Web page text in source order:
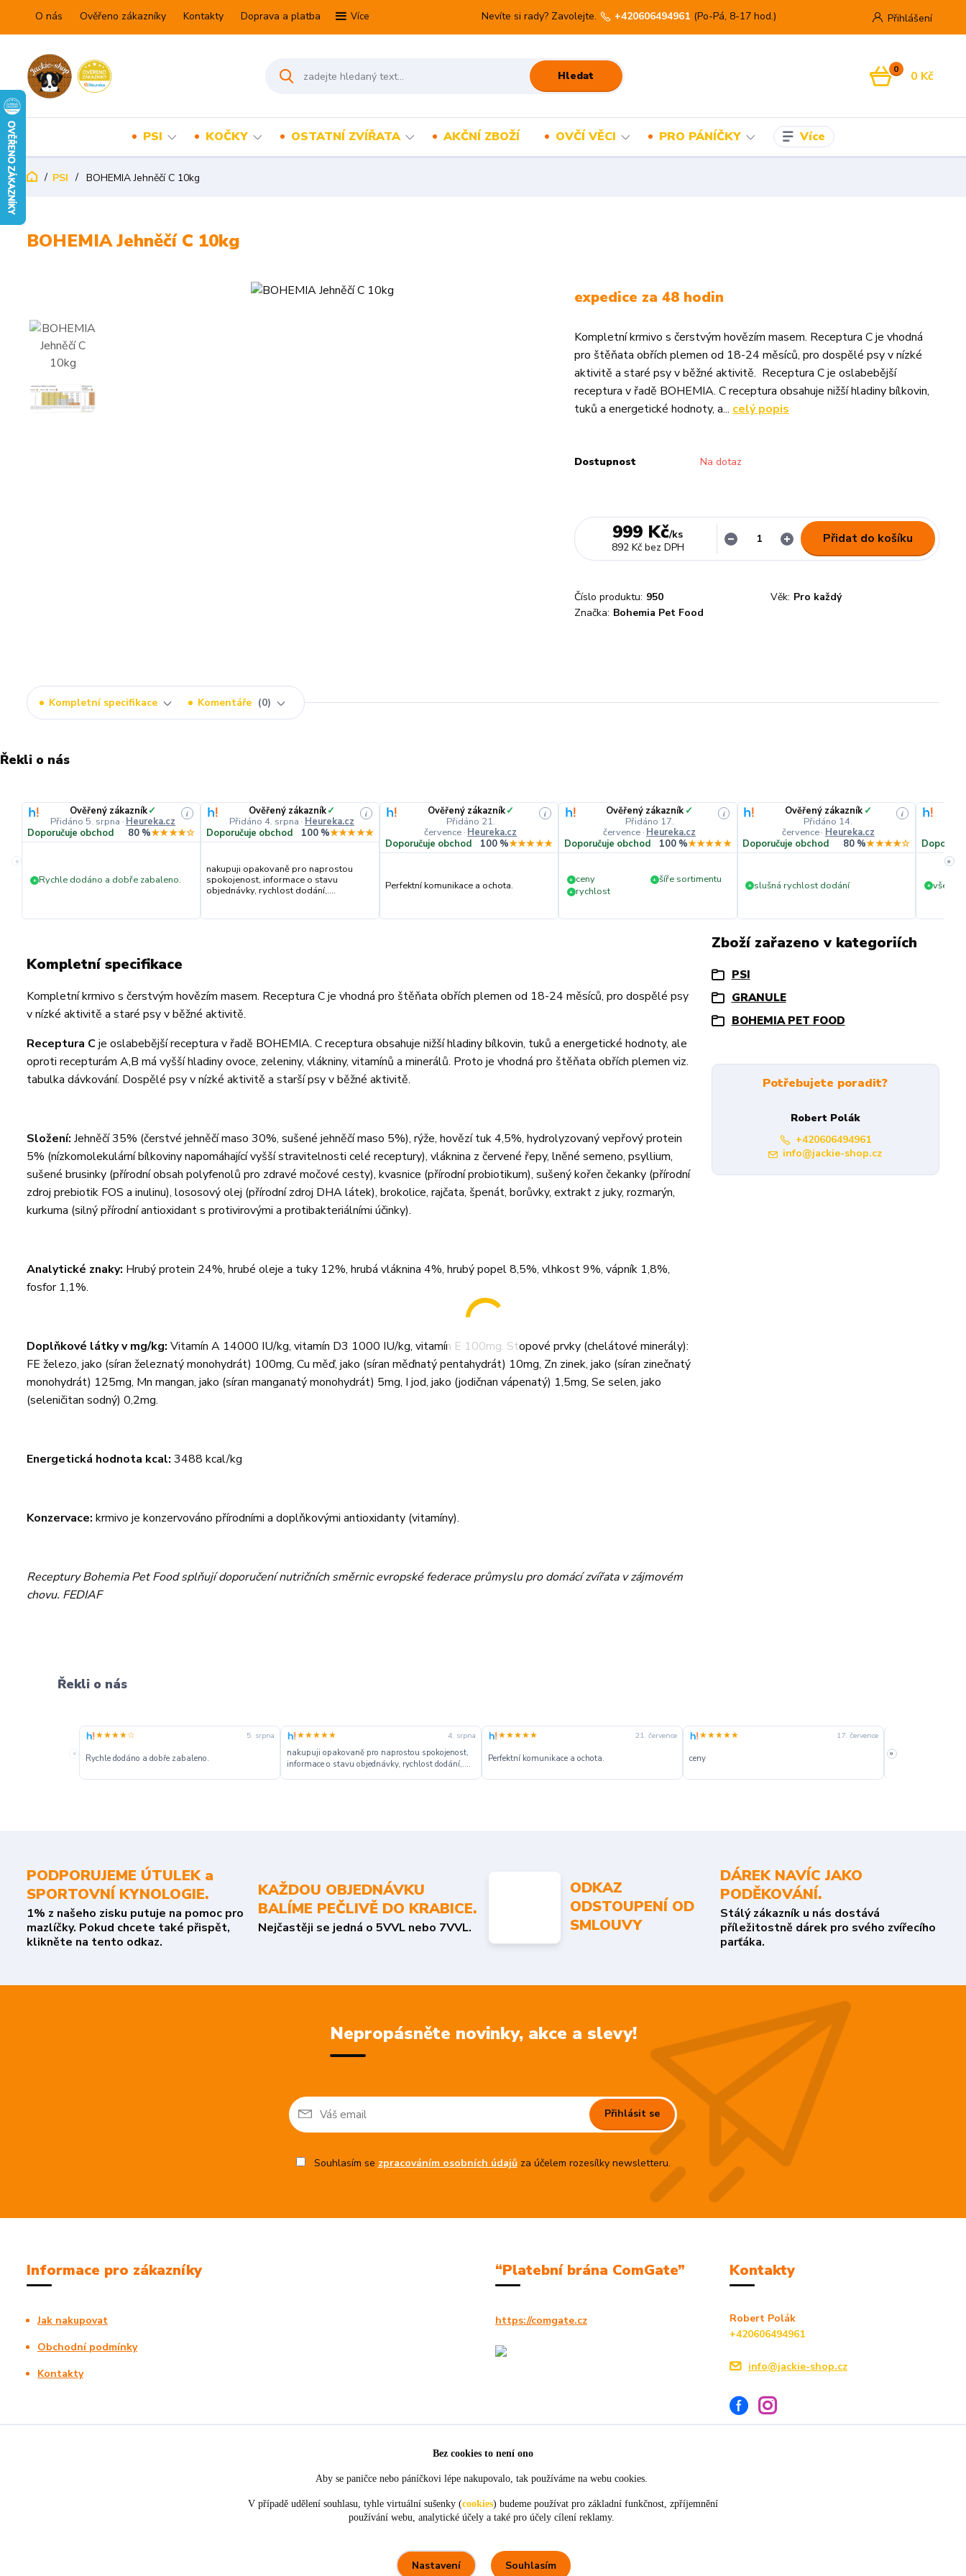
O nás Ověřeno zákazníky Kontakty Doprava a platba Více Přihlášení
Hledat
Nevíte si rady? Zavolejte. +420606494961 (Po-Pá, 8-17 hod.)
0 0 Kč
PSI KOČKY OSTATNÍ ZVÍŘATA AKČNÍ ZBOŽÍ OVČÍ VĚCI PRO PÁNÍČKY Více
PSI BOHEMIA Jehněčí C 10kg
BOHEMIA Jehněčí C 10kg
expedice za 48 hodin
Kompletní krmivo s čerstvým hovězím masem. Receptura C je vhodná
pro štěňata obřích plemen od 18-24 měsíců, pro dospělé psy v nízké
aktivitě a staré psy v běžné aktivitě. Receptura C je oslabebější
receptura v řadě BOHEMIA. C receptura obsahuje nižší hladiny bílkovin,
tuků a energetické hodnoty, a... celý popis
Dostupnost Na dotaz
999 Kč/ks
892 Kč bez DPH
Přidat do košíku
Číslo produktu: 950 Věk: Pro každý
Značka: Bohemia Pet Food
Kompletní specifikace Komentáře 0
Řekli o nás
«
Ověřený zákazník✓
Přidáno 5. srpna · Heureka.cz
i
Doporučuje obchod 80 %★★★★☆
+ Rychle dodáno a dobře zabaleno.
Ověřený zákazník✓
Přidáno 4. srpna · Heureka.cz
i
Doporučuje obchod 100 %★★★★★
nakupuji opakovaně pro naprostou
spokojenost, informace o stavu
objednávky, rychlost dodání,....
Ověřený zákazník✓
Přidáno 21.
července · Heureka.cz
i
Doporučuje obchod 100 %★★★★★
Perfektní komunikace a ochota.
Ověřený zákazník ✓
Přidáno 17.
července · Heureka.cz
i
Doporučuje obchod 100 %★★★★★
+ ceny + šíře sortimentu
+ rychlost
Ověřený zákazník ✓
Přidáno 14.
července· Heureka.cz
i
Doporučuje obchod 80 %★★★★☆
+ slušná rychlost dodání + vše v
»
Kompletní specifikace
Kompletní krmivo s čerstvým hovězím masem. Receptura C je vhodná pro štěňata obřích plemen od 18-24 měsíců, pro dospělé psy
v nízké aktivitě a staré psy v běžné aktivitě.
Receptura Cje oslabebější receptura v řadě BOHEMIA. C receptura obsahuje nižší hladiny bílkovin, tuků a energetické hodnoty, ale
oproti recepturám A,B má vyšší hladiny ovoce, zeleniny, vlákniny, vitamínů a minerálů. Proto je vhodná pro štěňata obřích plemen viz.
tabulka dávkování. Dospělé psy v nízké aktivitě a starší psy v běžné aktivitě.
Složení: Jehněčí 35% (čerstvé jehněčí maso 30%, sušené jehněčí maso 5%), rýže, hovězí tuk 4,5%, hydrolyzovaný vepřový protein
5% (nízkomolekulární bílkoviny napomáhající vyšší stravitelnosti celé receptury), vláknina z červené řepy, lněné semeno, psyllium,
sušené brusinky (přírodní obsah polyfenolů pro zdravé močové cesty), kvasnice (přírodní probiotikum), sušený kořen čekanky (přírodní
zdroj prebiotik FOS a inulinu), lososový olej (přírodní zdroj DHA látek), brokolice, rajčata, špenát, borůvky, extrakt z juky, rozmarýn,
kurkuma (silný přírodní antioxidant s protivirovými a protibakteriálními účinky).
Analytické znaky: Hrubý protein 24%, hrubé oleje a tuky 12%, hrubá vláknina 4%, hrubý popel 8,5%, vlhkost 9%, vápník 1,8%,
fosfor 1,1%.
Doplňkové látky v mg/kg: Vitamín A 14000 IU/kg, vitamín D3 1000 IU/kg, vitamín E 100mg. Stopové prvky (chelátové minerály):
FE železo, jako (síran železnatý monohydrát) 100mg, Cu měď, jako (síran měďnatý pentahydrát) 10mg, Zn zinek, jako (síran zinečnatý
monohydrát) 125mg, Mn mangan, jako (síran manganatý monohydrát) 5mg, I jod, jako (jodičnan vápenatý) 1,5mg, Se selen, jako
(seleničitan sodný) 0,2mg.
Energetická hodnota kcal: 3488 kcal/kg
Konzervace: krmivo je konzervováno přírodními a doplňkovými antioxidanty (vitamíny).
Receptury Bohemia Pet Food splňují doporučení nutričních směrnic evropské federace průmyslu pro domácí zvířata v zájmovém
chovu. FEDIAF
Zboží zařazeno v kategoriích
PSI
GRANULE
BOHEMIA PET FOOD
Potřebujete poradit?
Robert Polák
+420606494961
info@jackie-shop.cz
Řekli o nás
«
★★★★☆ 5. srpna
Rychle dodáno a dobře zabaleno.
★★★★★ 4. srpna
nakupuji opakovaně pro naprostou spokojenost,
informace o stavu objednávky, rychlost dodání,....
★★★★★ 21. července
Perfektní komunikace a ochota.
★★★★★ 17. července
ceny
slušná rychlost
»
PODPORUJEME ÚTULEK a
SPORTOVNÍ KYNOLOGIE.
1% z našeho zisku putuje na pomoc pro
mazlíčky. Pokud chcete také přispět,
klikněte na tento odkaz.
KAŽDOU OBJEDNÁVKU
BALÍME PEČLIVĚ DO KRABICE.
Nejčastěji se jedná o 5VVL nebo 7VVL.
ODKAZ
ODSTOUPENÍ OD
SMLOUVY
DÁREK NAVÍC JAKO
PODĚKOVÁNÍ.
Stálý zákazník u nás dostává
příležitostně dárek pro svého zvířecího
parťáka.
Nepropásněte novinky, akce a slevy!
Přihlásit se
Souhlasím se zpracováním osobních údajůza účelem rozesílky newsletteru.
Informace pro zákazníky
Jak nakupovat
Obchodní podmínky
Kontakty
“Platební brána ComGate”
https://comgate.cz
Kontakty
Robert Polák
+420606494961
info@jackie-shop.cz
Bez cookies to není ono
Aby se paničce nebo páníčkovi lépe nakupovalo, tak používáme na webu cookies.
V případě udělení souhlasu, tyhle virtuální sušenky (cookies) budeme používat pro základní funkčnost, zpříjemnění
používání webu, analytické účely a také pro účely cílení reklamy.
Nastavení Souhlasím
Perfektní komunikace a ochota. ceny